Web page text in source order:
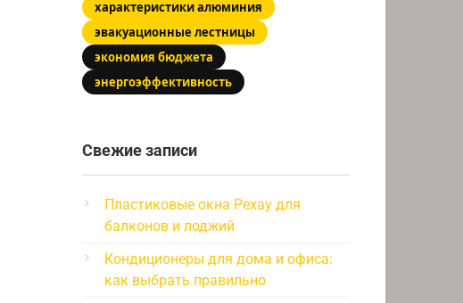
характеристики алюминия
эвакуационные лестницы
экономия бюджета
энергоэффективность
Свежие записи
Пластиковые окна Рехау для
балконов и лоджий
Кондиционеры для дома и офиса:
как выбрать правильно